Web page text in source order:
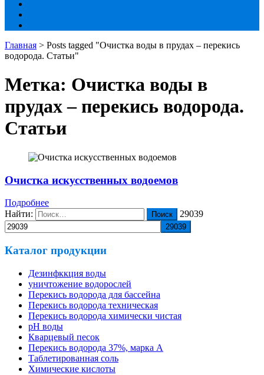
Главная > Posts tagged "Очистка воды в прудах – перекись
водорода. Статьи"
Метка: Очистка воды в
прудах – перекись водорода.
Статьи
Очистка искусственных водоемов
Подробнее
Найти:
29039
Каталог продукции
Дезинфккция воды
уничтожение водорослей
Перекись водорода для бассейна
Перекись водорода техническая
Перекись водорода химически чистая
pH воды
Кварцевый песок
Перекись водорода 37%, марка А
Таблетированная соль
Химические кислоты